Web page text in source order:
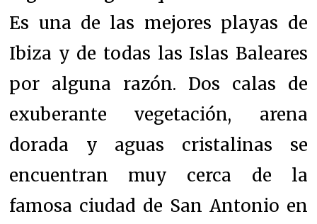
Es una de las mejores playas de
Ibiza y de todas las Islas Baleares
por alguna razón. Dos calas de
exuberante vegetación, arena
dorada y aguas cristalinas se
encuentran muy cerca de la
famosa ciudad de San Antonio en